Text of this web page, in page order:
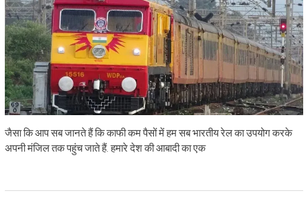
जैसा कि आप सब जानते हैं कि काफी कम पैसों में हम सब भारतीय रेल का उपयोग करके
अपनी मंजिल तक पहुंच जाते हैं. हमारे देश की आबादी का एक